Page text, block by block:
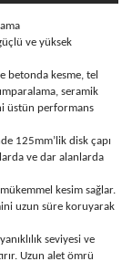
ve yüksek
betonda kesme, tel
seramik
üstün performans
125mm’lik disk çapı
ve dar alanlarda
kesim sağlar.
uzun süre koruyarak
seviyesi ve
Uzun alet ömrü